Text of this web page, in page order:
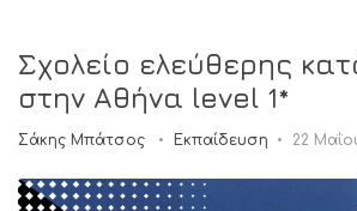
Σχολείο ελεύθερης
στην Αθήνα level 1*
Σάκης Μπάτσος Εκπαίδευση 22